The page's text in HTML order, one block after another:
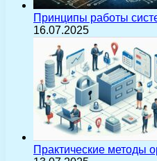
Принципы работы
16.07.2025
Практические методы